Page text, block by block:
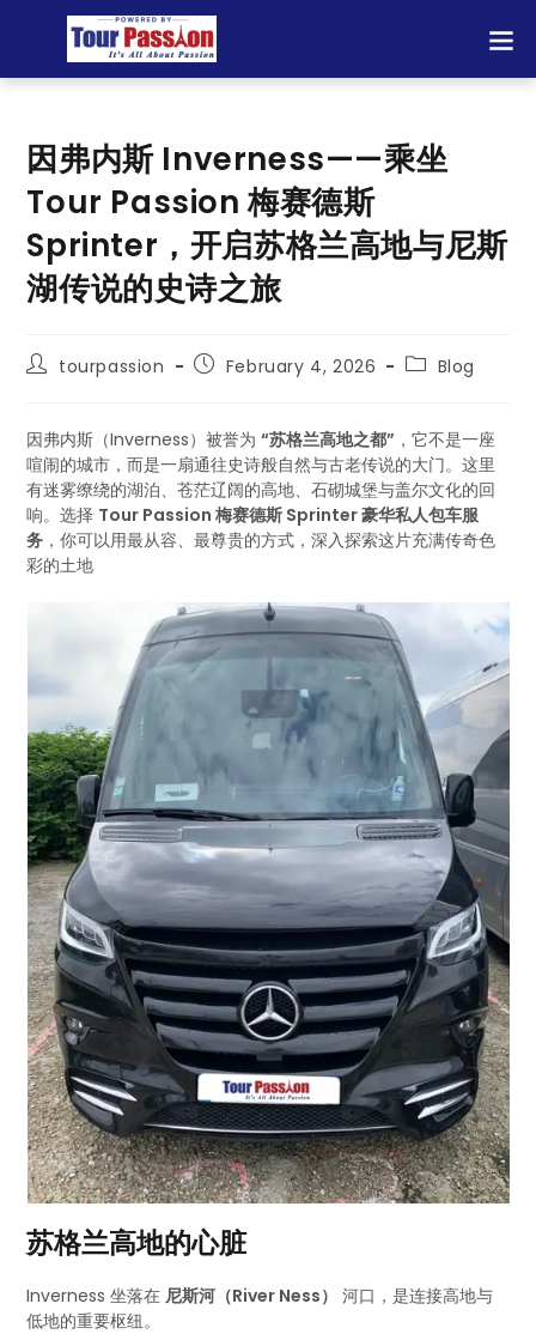
因弗内斯 Inverness——乘坐
Tour Passion 梅赛德斯
Sprinter，开启苏格兰高地与尼斯
湖传说的史诗之旅
tourpassion February 4, 2026 Blog
因弗内斯（Inverness）被誉为“苏格兰高地之都” ，它不是一座
喧闹的城市，而是一扇通往史诗般自然与古老传说的大门。这里
有迷雾缭绕的湖泊、苍茫辽阔的高地、石砌城堡与盖尔文化的回
响。选择 Tour Passion 梅赛德斯 Sprinter 豪华私人包车服
务 ，你可以用最从容、最尊贵的方式，深入探索这片充满传奇色
彩的土地
苏格兰高地的心脏
Inverness 坐落在尼斯河（River Ness） 河口，是连接高地与
低地的重要枢纽。